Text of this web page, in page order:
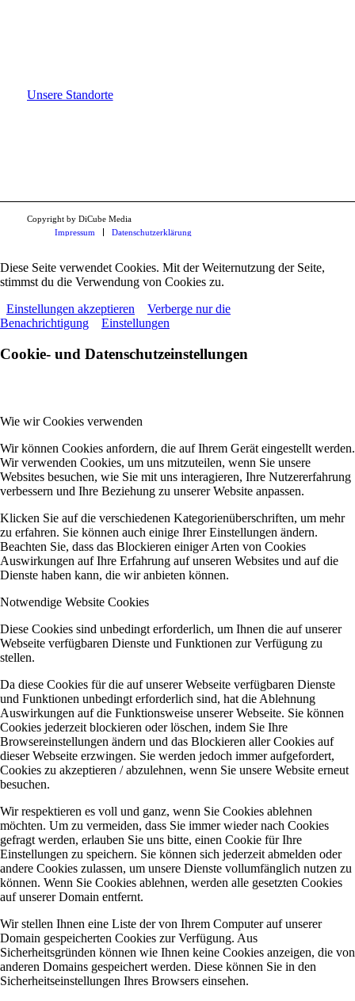
Unsere Standorte
Copyright by DiCube Media
Impressum
Datenschutzerklärung
Diese Seite verwendet Cookies. Mit der Weiternutzung der Seite,
stimmst du die Verwendung von Cookies zu.
Einstellungen akzeptieren
Verberge nur die
Benachrichtigung
Einstellungen
Cookie- und Datenschutzeinstellungen
Wie wir Cookies verwenden
Wir können Cookies anfordern, die auf Ihrem Gerät eingestellt werden.
Wir verwenden Cookies, um uns mitzuteilen, wenn Sie unsere
Websites besuchen, wie Sie mit uns interagieren, Ihre Nutzererfahrung
verbessern und Ihre Beziehung zu unserer Website anpassen.
Klicken Sie auf die verschiedenen Kategorienüberschriften, um mehr
zu erfahren. Sie können auch einige Ihrer Einstellungen ändern.
Beachten Sie, dass das Blockieren einiger Arten von Cookies
Auswirkungen auf Ihre Erfahrung auf unseren Websites und auf die
Dienste haben kann, die wir anbieten können.
Notwendige Website Cookies
Diese Cookies sind unbedingt erforderlich, um Ihnen die auf unserer
Webseite verfügbaren Dienste und Funktionen zur Verfügung zu
stellen.
Da diese Cookies für die auf unserer Webseite verfügbaren Dienste
und Funktionen unbedingt erforderlich sind, hat die Ablehnung
Auswirkungen auf die Funktionsweise unserer Webseite. Sie können
Cookies jederzeit blockieren oder löschen, indem Sie Ihre
Browsereinstellungen ändern und das Blockieren aller Cookies auf
dieser Webseite erzwingen. Sie werden jedoch immer aufgefordert,
Cookies zu akzeptieren / abzulehnen, wenn Sie unsere Website erneut
besuchen.
Wir respektieren es voll und ganz, wenn Sie Cookies ablehnen
möchten. Um zu vermeiden, dass Sie immer wieder nach Cookies
gefragt werden, erlauben Sie uns bitte, einen Cookie für Ihre
Einstellungen zu speichern. Sie können sich jederzeit abmelden oder
andere Cookies zulassen, um unsere Dienste vollumfänglich nutzen zu
können. Wenn Sie Cookies ablehnen, werden alle gesetzten Cookies
auf unserer Domain entfernt.
Wir stellen Ihnen eine Liste der von Ihrem Computer auf unserer
Domain gespeicherten Cookies zur Verfügung. Aus
Sicherheitsgründen können wie Ihnen keine Cookies anzeigen, die von
anderen Domains gespeichert werden. Diese können Sie in den
Sicherheitseinstellungen Ihres Browsers einsehen.